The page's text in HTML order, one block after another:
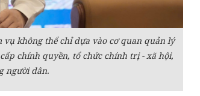
vụ không thể chỉ dựa vào cơ quan quản lý
chính quyền, tổ chức chính trị - xã hội,
người dân.